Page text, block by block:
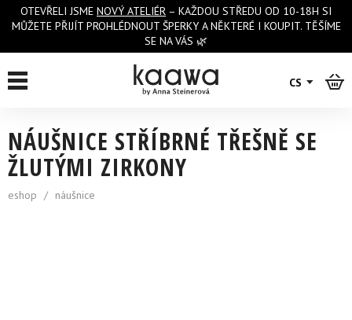
OTEVŘELI JSME NOVÝ ATELIÉR – KAŽDOU STŘEDU OD 10-18H SI
MŮŽETE PŘIJÍT PROHLÉDNOUT ŠPERKY A NĚKTERÉ I KOUPIT. TĚŠÍME
SE NA VÁS 🌿
CS
zpět na výpis
NÁUŠNICE STŘÍBRNÉ TŘEŠNĚ SE
ŽLUTÝMI ZIRKONY
eshop / náušnice